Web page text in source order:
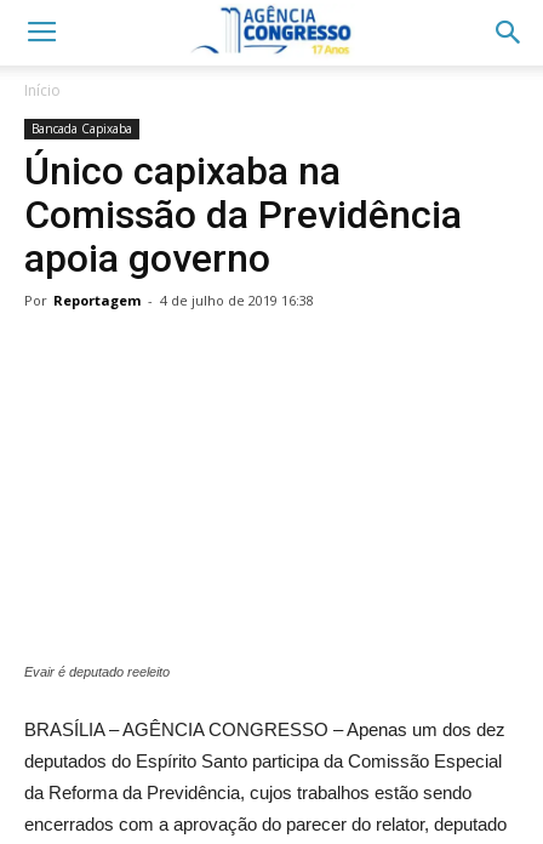
Início
Bancada Capixaba
Único capixaba na
Comissão da Previdência
apoia governo
Por Reportagem - 4 de julho de 2019 16:38
Evair é deputado reeleito
BRASÍLIA – AGÊNCIA CONGRESSO – Apenas um dos dez
deputados do Espírito Santo participa da Comissão Especial
da Reforma da Previdência, cujos trabalhos estão sendo
encerrados com a aprovação do parecer do relator, deputado